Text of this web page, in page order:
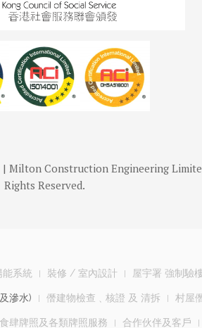
Milton Construction Engineering
Rights Reserved.
能系統 裝修 / 室內設計 屋宇署 強制驗
滲水) 僭建物檢查﹑核證 及 清拆 村屋
肆牌照及各類牌照服務 合作伙伴及客戶